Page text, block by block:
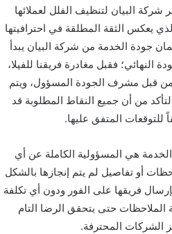
شركة البيان لتنظيف الفلل لعملائها
يعكس الثقة المطلقة في احترافيتها
جودة الخدمة من شركة البيان يبدأ
النهائي؛ فقبل مغادرة فريقنا للفيلا،
قبل مشرف الجودة المسؤول، ويتم
من أن جميع النقاط المطلوبة قد
للتوقعات المتفق عليها.
هي المسؤولية الكاملة عن أي
أو تفاصيل لم يتم إنجازها بالشكل
فريقها على الفور ودون أي تكلفة
حتى يتحقق الرضا التام
الشركات المحترفة.